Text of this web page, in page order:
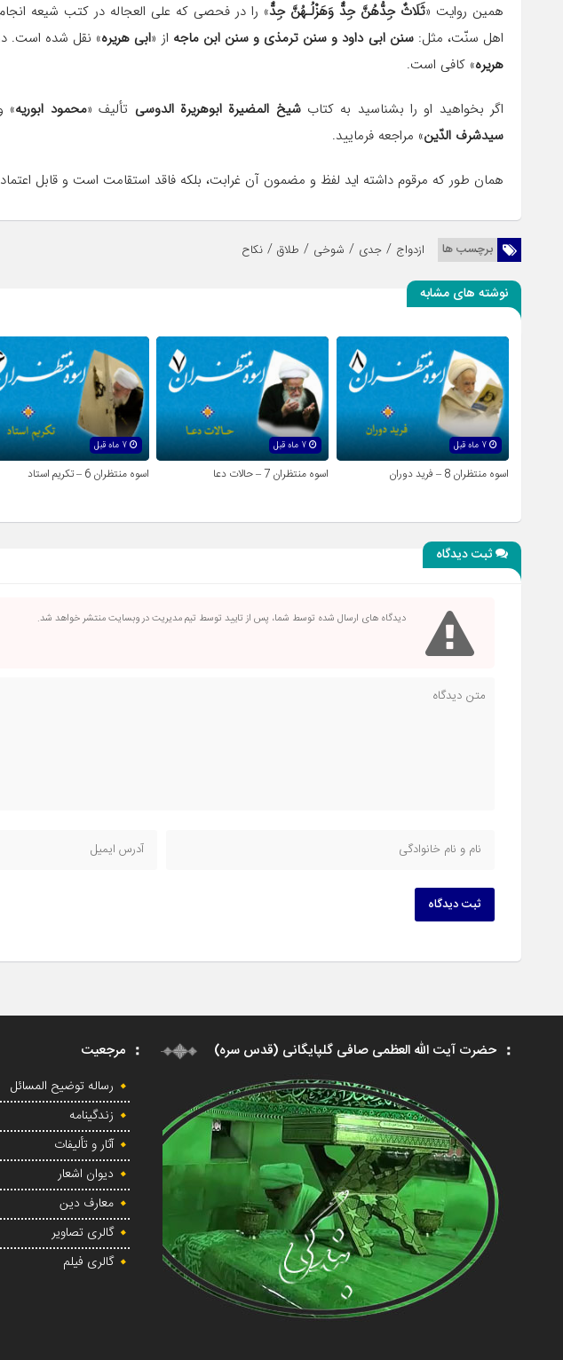
همین روایت «ثَلَاثٌ جِدُّهُنَّ جِدٌّ وَهَزْلُـهُنَّ جِدٌّ» را در فحصى که على العجاله در کتب شیعه
اهل سنّت، مثل:سنن ابى داود و سنن ترمذى و سنن ابن ماجه از «ابى هریره» نقل شده است. در
هریره» کافى است.
اگر بخواهید او را بشناسید به کتابشیخ المضیرة ابوهریرة الدوسى تألیف «محمود ابوریه»
سیدشرف الدّین» مراجعه فرمایید.
همان طور که مرقوم داشته اید لفظ و مضمون آن غرابت، بلکه فاقد استقامت است و قابل اعتماد
برچسب ها ازدواج / جدی / شوخی / طلاق / نکاح
نوشته های مشابه
7 ماه قبل
اسوه منتظران 8 – فرید دوران
7 ماه قبل
اسوه منتظران 7 – حالات دعا
7 ماه قبل
اسوه منتظران 6 – تکریم استاد
ثبت دیدگاه
دیدگاه های ارسال شده توسط شما، پس از تایید توسط تیم مدیریت در وبسایت منتشر خواهد شد.
ثبت دیدگاه
حضرت آیت الله العظمی صافی گلپایگانی (قدس سره) مرجعیت
رساله توضیح المسائل
زندگینامه
آثار و تألیفات
دیوان اشعار
معارف دین
گالری تصاویر
گالری فیلم